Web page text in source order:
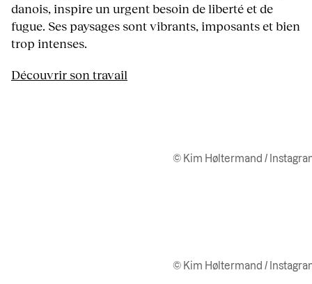
danois, inspire un urgent besoin de liberté et de
fugue. Ses paysages sont vibrants, imposants et bien
trop intenses.
Découvrir son travail
© Kim Høltermand /
© Kim Høltermand /